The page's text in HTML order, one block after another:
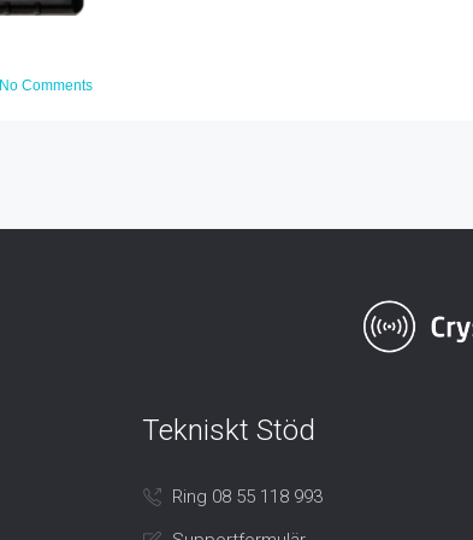
No Comments
Tekniskt Stöd
Ring 08 55 118 993